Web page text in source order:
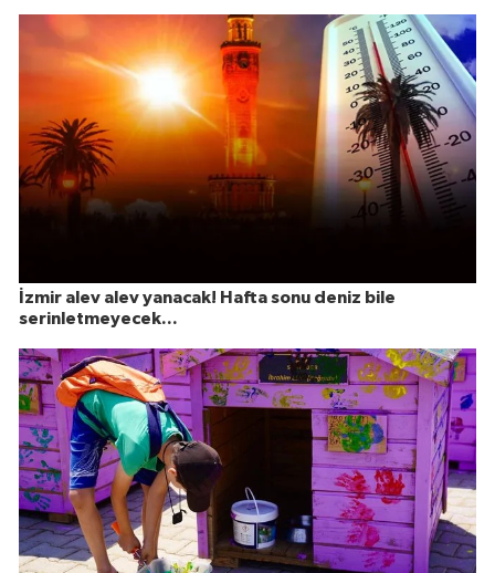
İzmir alev alev yanacak! Hafta sonu deniz bile
serinletmeyecek...